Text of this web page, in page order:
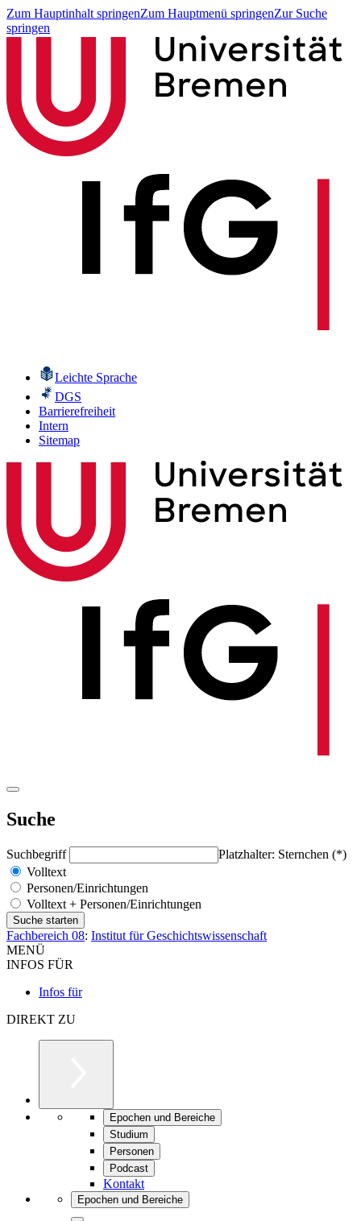
Zum Hauptinhalt springenZum Hauptmenü springenZur Suche
springen
Leichte Sprache
DGS
Barrierefreiheit
Intern
Sitemap
Suche
Suchbegriff
Platzhalter: Sternchen (*)
Volltext
Personen/Einrichtungen
Volltext + Personen/Einrichtungen
Fachbereich 08: Institut für Geschichtswissenschaft
MENÜ
INFOS FÜR
Infos für
DIREKT ZU
Epochen und Bereiche
Studium
Personen
Podcast
Kontakt
Epochen und Bereiche